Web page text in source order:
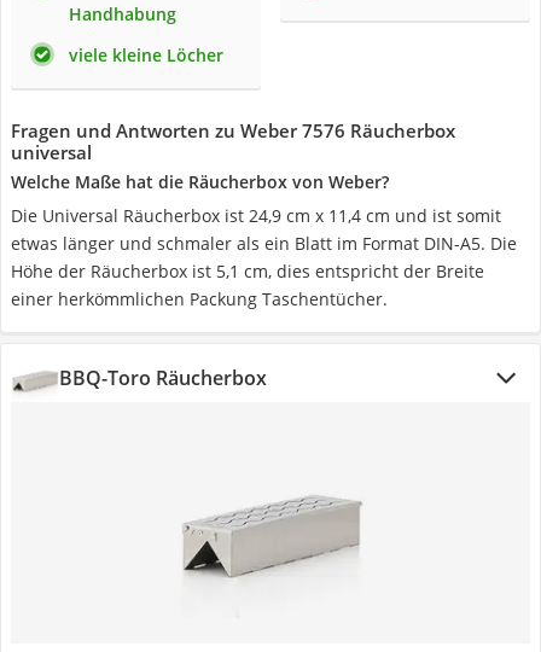
Handhabung
viele kleine Löcher
Fragen und Antworten zu Weber 7576 Räucherbox
universal
Welche Maße hat die Räucherbox von Weber?
Die Universal Räucherbox ist 24,9 cm x 11,4 cm und ist somit
etwas länger und schmaler als ein Blatt im Format DIN-A5. Die
Höhe der Räucherbox ist 5,1 cm, dies entspricht der Breite
einer herkömmlichen Packung Taschentücher.
BBQ-Toro Räucherbox